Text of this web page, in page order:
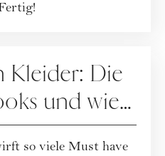
Kleider: Die
und wie
kombinieren
so viele Must have